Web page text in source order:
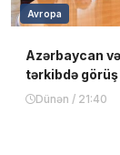
Avropa
Azərbaycan
tərkibdə
Dünən / 21:40